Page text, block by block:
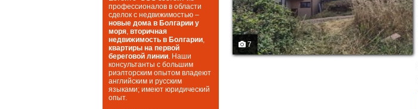
профессионалов в области
сделок с недвижимостью –
новые дома в Болгарии у
моря, вторичная
недвижимость в Болгарии,
квартиры на первой
береговой линии. Наши
консультанты с большим
риэлторским опытом владеют
английским и русским
языками; имеют юридический
опыт.
7